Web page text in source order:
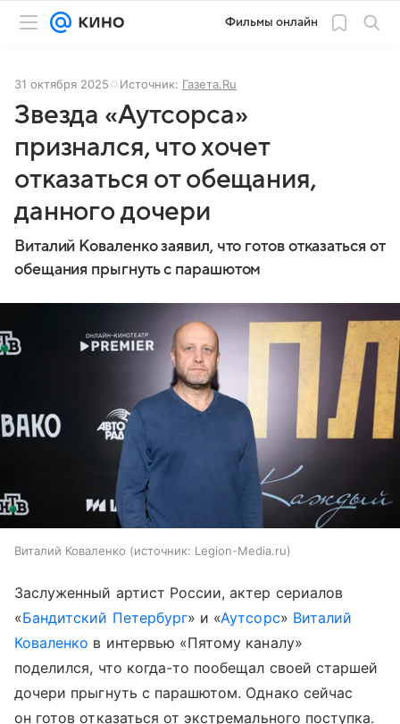
Фильмы онлайн
31 октября 2025 Источник: Газета.Ru
Звезда «Аутсорса»
признался, что хочет
отказаться от обещания,
данного дочери
Виталий Коваленко заявил, что готов отказаться от
обещания прыгнуть с парашютом
Виталий Коваленко источник: Legion-Media.ru
Заслуженный артист России, актер сериалов
«Бандитский Петербург» и «Аутсорс» Виталий
Коваленко в интервью «Пятому каналу»
поделился, что когда-то пообещал своей старшей
дочери прыгнуть с парашютом. Однако сейчас
он готов отказаться от экстремального поступка.